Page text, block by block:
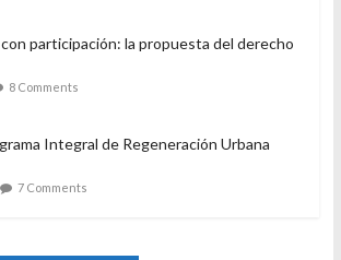
participación: la propuesta del derecho
8 Comments
Integral de Regeneración Urbana
7 Comments